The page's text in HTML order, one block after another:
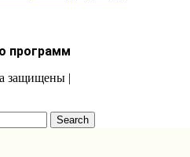
программ
защищены |